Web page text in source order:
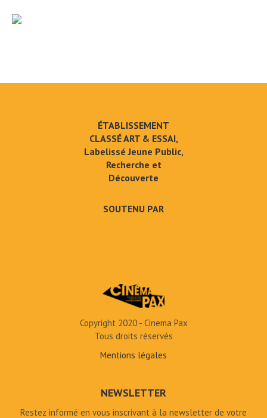
ÉTABLISSEMENT
CLASSÉ ART & ESSAI,
Labelissé Jeune Public,
Recherche et
Découverte
SOUTENU PAR
Copyright 2020 - Cinema Pax
Tous droits réservés
Mentions légales
NEWSLETTER
Restez informé en vous inscrivant à la newsletter de votre